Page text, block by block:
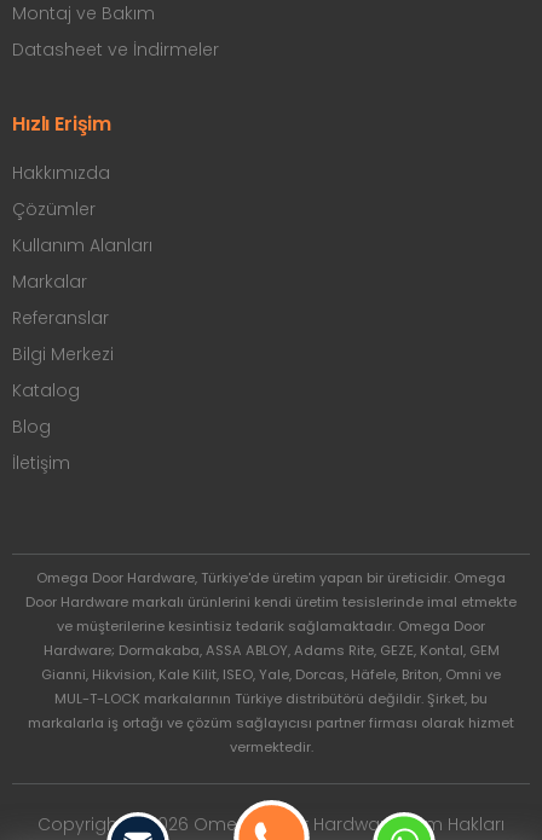
Montaj ve Bakım
Datasheet ve İndirmeler
Hızlı Erişim
Hakkımızda
Çözümler
Kullanım Alanları
Markalar
Referanslar
Bilgi Merkezi
Katalog
Blog
İletişim
Omega Door Hardware, Türkiye'de üretim yapan bir üreticidir. Omega
Door Hardware markalı ürünlerini kendi üretim tesislerinde imal etmekte
ve müşterilerine kesintisiz tedarik sağlamaktadır. Omega Door
Hardware; Dormakaba, ASSA ABLOY, Adams Rite, GEZE, Kontal, GEM
Gianni, Hikvision, Kale Kilit, ISEO, Yale, Dorcas, Häfele, Briton, Omni ve
MUL-T-LOCK markalarının Türkiye distribütörü değildir. Şirket, bu
markalarla iş ortağı ve çözüm sağlayıcısı partner firması olarak hizmet
vermektedir.
Copyright © 2026 Omega Door Hardware. Tüm Hakları